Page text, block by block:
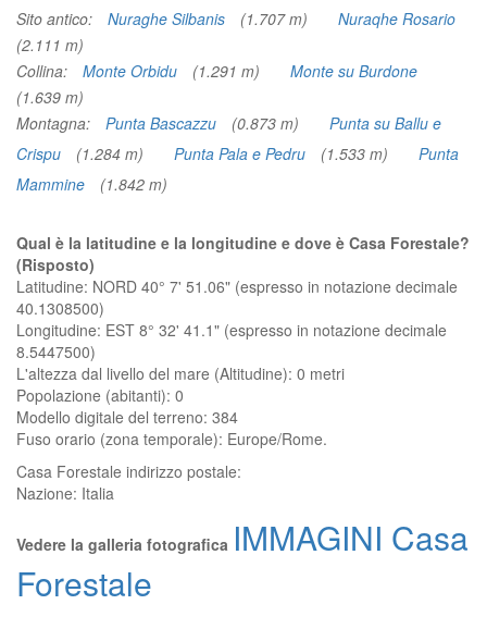
Sito antico:
Nuraghe Silbanis (1.707 m)
Nuraqhe Rosario
(2.111 m)
Collina:
Monte Orbidu (1.291 m)
Monte su Burdone
(1.639 m)
Montagna:
Punta Bascazzu (0.873 m)
Punta su Ballu e
Crispu
(1.284 m) Punta Pala e Pedru (1.533 m)
Punta
Mammine
(1.842 m)
Qual è la latitudine e la longitudine e dove è Casa Forestale?
(Risposto)
Latitudine: NORD 40° 7' 51.06" (espresso in notazione decimale
40.1308500)
Longitudine: EST 8° 32' 41.1" (espresso in notazione decimale
8.5447500)
L'altezza dal livello del mare (Altitudine): 0 metri
Popolazione (abitanti): 0
Modello digitale del terreno: 384
Fuso orario (zona temporale): Europe/Rome.
Casa Forestale indirizzo postale:
Nazione: Italia
Vedere la galleria fotografica IMMAGINI Casa
Forestale